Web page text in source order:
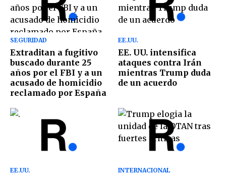
SEGURIDAD
Extraditan a fugitivo
buscado durante 25
años por el FBI y a un
acusado de homicidio
reclamado por España
EE.UU.
EE. UU. intensifica
ataques contra Irán
mientras Trump duda
de un acuerdo
EE.UU. INTERNACIONAL